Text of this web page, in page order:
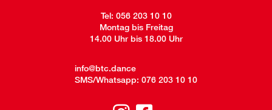
Tel: 056 203 10 10
Montag bis Freitag
14.00 Uhr bis 18.00 Uhr
info@btc.dance
SMS/Whatsapp: 076 203 10 10